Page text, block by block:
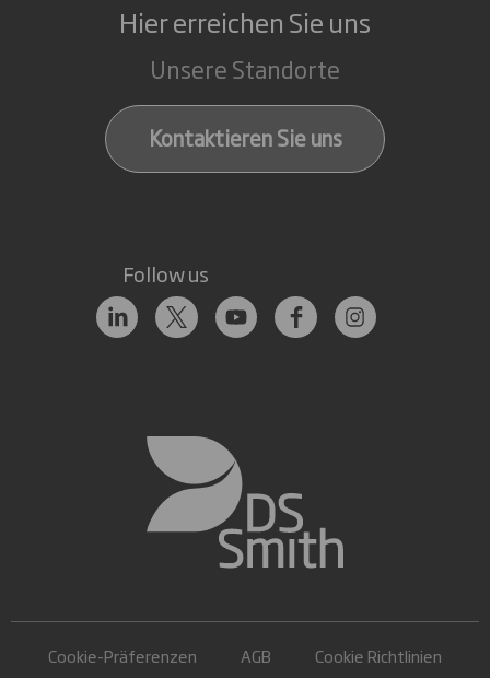
Hier erreichen Sie uns
Unsere Standorte
Kontaktieren Sie uns
Follow us
Cookie-Präferenzen AGB
Cookie Richtlinien